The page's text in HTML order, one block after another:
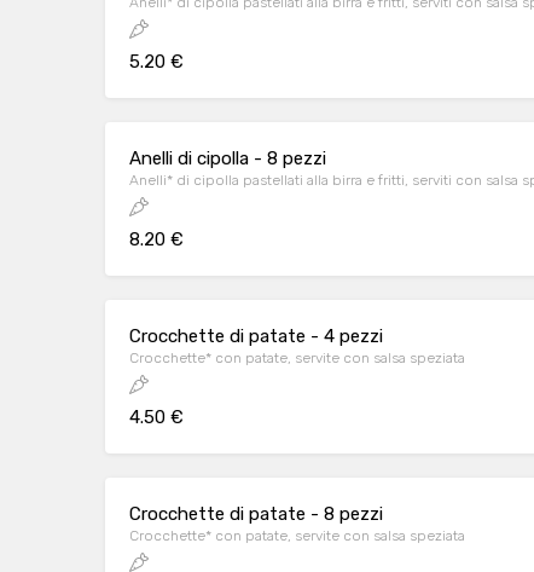
5.20 €
Anelli di cipolla - 8 pezzi
Anelli* di cipolla pastellati alla birra e fritti, serviti con salsa
8.20 €
Crocchette di patate - 4 pezzi
Crocchette* con patate, servite con salsa speziata
4.50 €
Crocchette di patate - 8 pezzi
Crocchette* con patate, servite con salsa speziata